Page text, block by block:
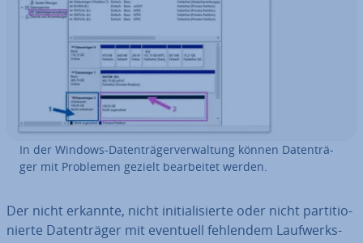
In der Windows-Da­ten­trä­ger­ver­wal­tung können Da­ten­trä­
ger mit Problemen gezielt be­ar­bei­tet werden.
Der nicht erkannte, nicht in­itia­li­sier­te oder nicht par­ti­tio­
nier­te Da­ten­trä­ger mit eventuell fehlendem Lauf­werks­